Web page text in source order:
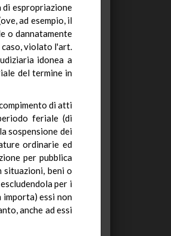
di espropriazione
ad esempio, il
o dannatamente
caso, violato l'art.
idonea a
del termine in
di atti
feriale (di
sospensione dei
ordinarie ed
per pubblica
situazioni, beni o
per i
importa) essi non
anche ad essi